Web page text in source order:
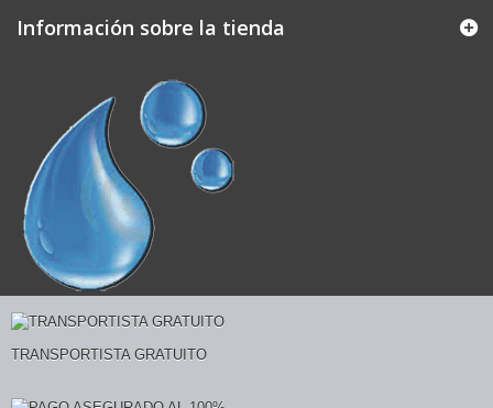
Información sobre la tienda
TRANSPORTISTA GRATUITO